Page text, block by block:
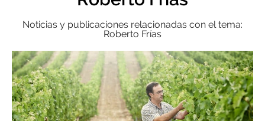
Noticias y publicaciones relacionadas con el tema:
Roberto Frías